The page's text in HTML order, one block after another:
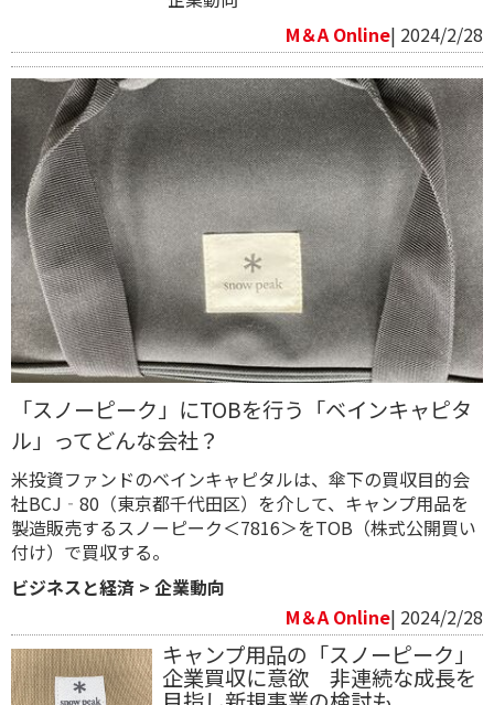
M＆A Online| 2024/2/28
「スノーピーク」にTOBを行う「ベインキャピタ
ル」ってどんな会社？
米投資ファンドのベインキャピタルは、傘下の買収目的会
社BCJ‐80（東京都千代田区）を介して、キャンプ用品を
製造販売するスノーピーク＜7816＞をTOB（株式公開買い
付け）で買収する。
ビジネスと経済 > 企業動向
M＆A Online| 2024/2/28
キャンプ用品の「スノーピーク」
企業買収に意欲 非連続な成長を